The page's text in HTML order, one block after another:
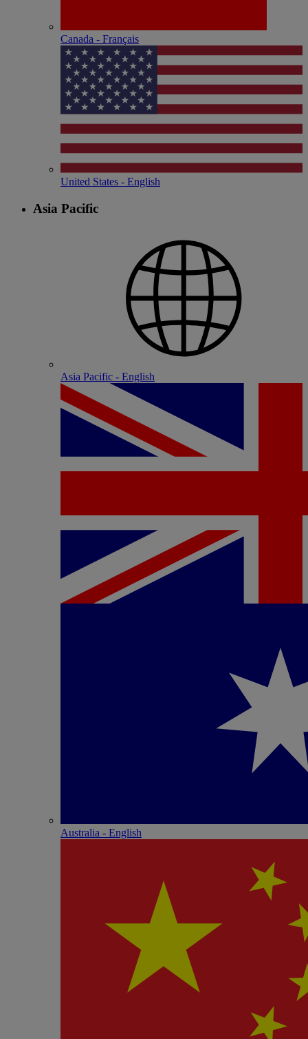
Canada - Français
United States - English
Asia Pacific
Asia Pacific - English
Australia - English